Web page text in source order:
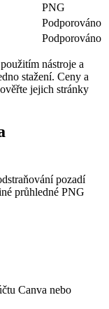
PNG
Podporováno
Podporováno
nástroje a
stažení. Ceny a
jejich stránky
pozadí
průhledné PNG
Canva nebo